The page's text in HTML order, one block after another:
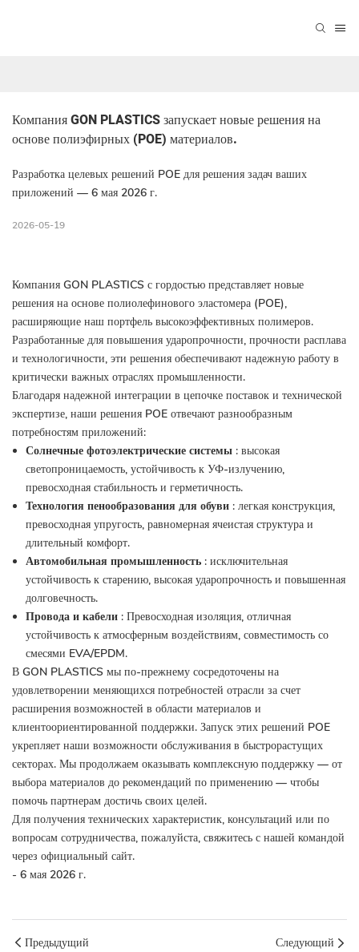
Компания GON PLASTICS запускает новые решения на
основе полиэфирных (POE) материалов.
Разработка целевых решений POE для решения задач ваших
приложений — 6 мая 2026 г.
2026-05-19
Компания GON PLASTICS с гордостью представляет новые
решения на основе полиолефинового эластомера (POE),
расширяющие наш портфель высокоэффективных полимеров.
Разработанные для повышения ударопрочности, прочности расплава
и технологичности, эти решения обеспечивают надежную работу в
критически важных отраслях промышленности.
Благодаря надежной интеграции в цепочке поставок и технической
экспертизе, наши решения POE отвечают разнообразным
потребностям приложений:
Солнечные фотоэлектрические системы: высокая
светопроницаемость, устойчивость к УФ-излучению,
превосходная стабильность и герметичность.
Технология пенообразования для обуви: легкая конструкция,
превосходная упругость, равномерная ячеистая структура и
длительный комфорт.
Автомобильная промышленность: исключительная
устойчивость к старению, высокая ударопрочность и повышенная
долговечность.
Провода и кабели: Превосходная изоляция, отличная
устойчивость к атмосферным воздействиям, совместимость со
смесями EVA/EPDM.
В GON PLASTICS мы по-прежнему сосредоточены на
удовлетворении меняющихся потребностей отрасли за счет
расширения возможностей в области материалов и
клиентоориентированной поддержки. Запуск этих решений POE
укрепляет наши возможности обслуживания в быстрорастущих
секторах. Мы продолжаем оказывать комплексную поддержку — от
выбора материалов до рекомендаций по применению — чтобы
помочь партнерам достичь своих целей.
Для получения технических характеристик, консультаций или по
вопросам сотрудничества, пожалуйста, свяжитесь с нашей командой
через официальный сайт.
- 6 мая 2026 г.
Предыдущий Следующий